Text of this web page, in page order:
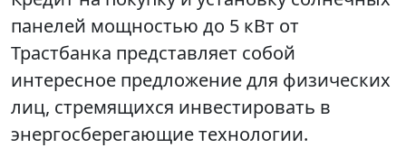
панелей мощностью до 5 кВт от
Трастбанка представляет собой
интересное предложение для физических
лиц, стремящихся инвестировать в
энергосберегающие технологии.